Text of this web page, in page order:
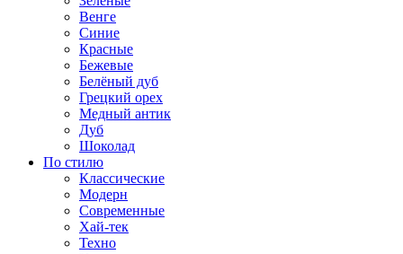
Венге
Синие
Красные
Бежевые
Белёный дуб
Грецкий орех
Медный антик
Дуб
Шоколад
По стилю
Классические
Модерн
Современные
Хай-тек
Техно